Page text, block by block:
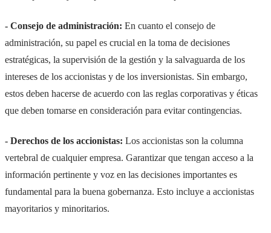
- Consejo de administración: En cuanto el consejo de
administración, su papel es crucial en la toma de decisiones
estratégicas, la supervisión de la gestión y la salvaguarda de los
intereses de los accionistas y de los inversionistas. Sin embargo,
estos deben hacerse de acuerdo con las reglas corporativas y éticas
que deben tomarse en consideración para evitar contingencias.
- Derechos de los accionistas: Los accionistas son la columna
vertebral de cualquier empresa. Garantizar que tengan acceso a la
información pertinente y voz en las decisiones importantes es
fundamental para la buena gobernanza. Esto incluye a accionistas
mayoritarios y minoritarios.